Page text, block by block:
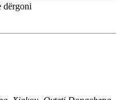
dërgoni